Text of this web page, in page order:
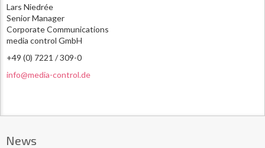
Lars Niedrée
Senior Manager
Corporate Communications
media control GmbH
+49 (0) 7221 / 309-0
info@media-control.de
News